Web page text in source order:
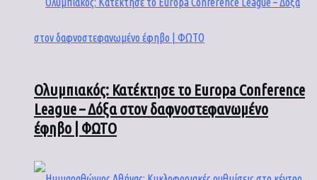
Ολυμπιακός: Κατέκτησε το Europa Conference
League – Δόξα στον δαφνοστεφανωμένο
έφηβο | ΦΩΤΟ